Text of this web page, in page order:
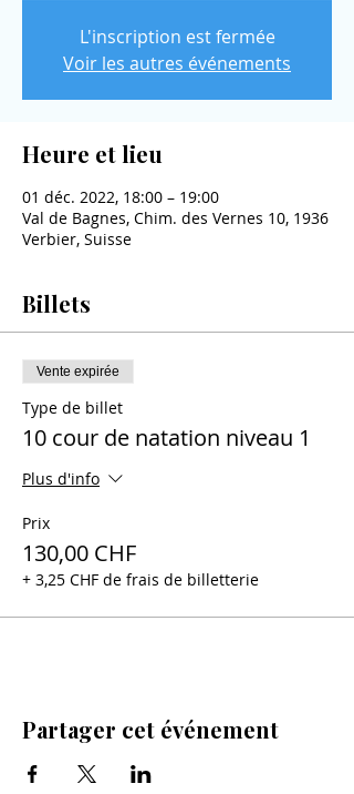
L'inscription est fermée
Voir les autres événements
Heure et lieu
01 déc. 2022, 18:00 – 19:00
Val de Bagnes, Chim. des Vernes 10, 1936
Verbier, Suisse
Billets
Vente expirée
Type de billet
10 cour de natation niveau 1
Plus d'info
Prix
130,00 CHF
+ 3,25 CHF de frais de billetterie
Partager cet événement